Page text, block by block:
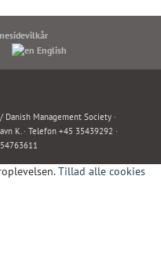
English
Management Society ·
K. · Telefon +45 35439292 ·
Tillad alle cookies